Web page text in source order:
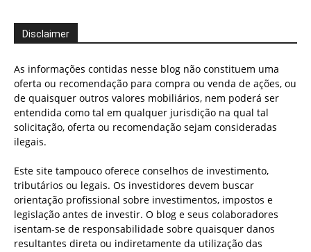
Disclaimer
As informações contidas nesse blog não constituem uma
oferta ou recomendação para compra ou venda de ações, ou
de quaisquer outros valores mobiliários, nem poderá ser
entendida como tal em qualquer jurisdição na qual tal
solicitação, oferta ou recomendação sejam consideradas
ilegais.
Este site tampouco oferece conselhos de investimento,
tributários ou legais. Os investidores devem buscar
orientação profissional sobre investimentos, impostos e
legislação antes de investir. O blog e seus colaboradores
isentam-se de responsabilidade sobre quaisquer danos
resultantes direta ou indiretamente da utilização das